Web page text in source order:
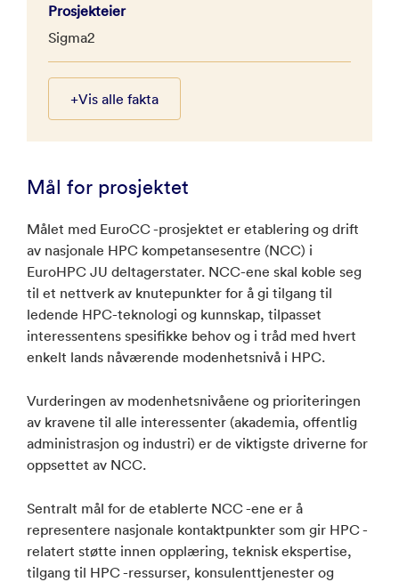
Prosjekteier
Sigma2
+Vis alle fakta
Mål for prosjektet
Målet med EuroCC -prosjektet er etablering og drift
av nasjonale HPC kompetansesentre (NCC) i
EuroHPC JU deltagerstater. NCC-ene skal koble seg
til et nettverk av knutepunkter for å gi tilgang til
ledende HPC-teknologi og kunnskap, tilpasset
interessentens spesifikke behov og i tråd med hvert
enkelt lands nåværende modenhetsnivå i HPC.
Vurderingen av modenhetsnivåene og prioriteringen
av kravene til alle interessenter (akademia, offentlig
administrasjon og industri) er de viktigste driverne for
oppsettet av NCC.
Sentralt mål for de etablerte NCC -ene er å
representere nasjonale kontaktpunkter som gir HPC -
relatert støtte innen opplæring, teknisk ekspertise,
tilgang til HPC -ressurser, konsulenttjenester og